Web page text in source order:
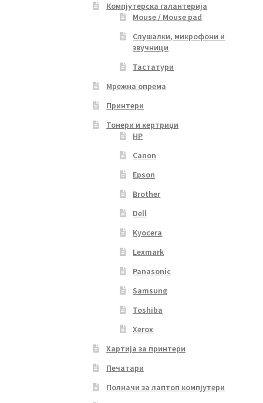
Компјутерска галантерија
Mouse / Mouse pad
Слушалки, микрофони и
звучници
Тастатури
Мрежна опрема
Принтери
Тонери и кертриџи
HP
Canon
Epson
Brother
Dell
Kyocera
Lexmark
Panasonic
Samsung
Toshiba
Xerox
Хартија за принтери
Печатари
Полначи за лаптоп компјутери